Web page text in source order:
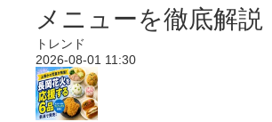
メニューを徹底解説
トレンド
2026-08-01 11:30